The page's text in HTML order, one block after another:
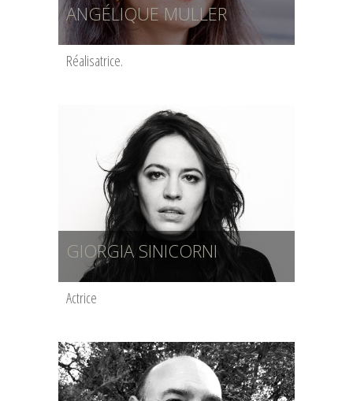
ANGÉLIQUE MULLER
Réalisatrice.
GIORGIA SINICORNI
Actrice